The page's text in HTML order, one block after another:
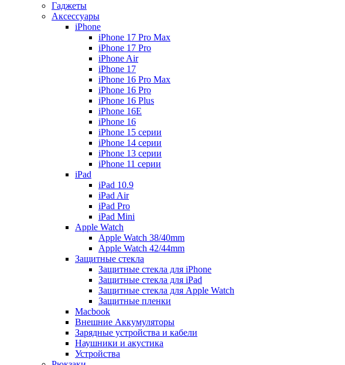
Гаджеты
Аксессуары
iPhone
iPhone 17 Pro Max
iPhone 17 Pro
iPhone Air
iPhone 17
iPhone 16 Pro Max
iPhone 16 Pro
iPhone 16 Plus
iPhone 16E
iPhone 16
iPhone 15 серии
iPhone 14 серии
iPhone 13 серии
iPhone 11 серии
iPad
iPad 10.9
iPad Air
iPad Pro
iPad Mini
Apple Watch
Apple Watch 38/40mm
Apple Watch 42/44mm
Защитные стекла
Защитные стекла для iPhone
Защитные стекла для iPad
Защитные стекла для Apple Watch
Защитные пленки
Macbook
Внешние Аккумуляторы
Зарядные устройства и кабели
Наушники и акустика
Устройства